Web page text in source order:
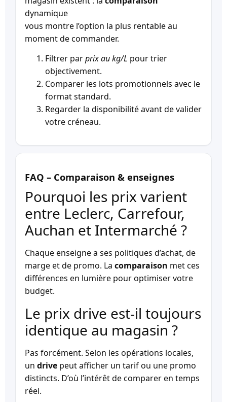
dynamique
vous montre l’option la plus rentable au
moment de commander.
Filtrer parprix au kg/L pour trier
objectivement.
Comparer les lots promotionnels avec le
format standard.
Regarder la disponibilité avant de valider
votre créneau.
FAQ – Comparaison & enseignes
Pourquoi les prix varient
entre Leclerc, Carrefour,
Auchan et Intermarché ?
Chaque enseigne a ses politiques d’achat, de
marge et de promo. La comparaison met ces
différences en lumière pour optimiser votre
budget.
Le prix drive est-il toujours
identique au magasin ?
Pas forcément. Selon les opérations locales,
un drive peut afficher un tarif ou une promo
distincts. D’où l’intérêt de comparer en temps
réel.